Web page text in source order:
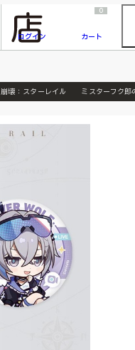
『ONE PIECE magazine 021 ONE PIECEカード付き同梱版』発売延期のご案内
ログイン
0
カート
崩壊：スターレイル ミスターフク郎